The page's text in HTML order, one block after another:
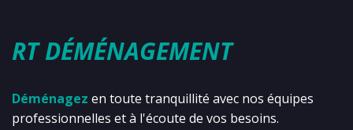
RT DÉMÉNAGEMENT
Déménagez en toute tranquillité avec nos équipes
professionnelles et à l'écoute de vos besoins.